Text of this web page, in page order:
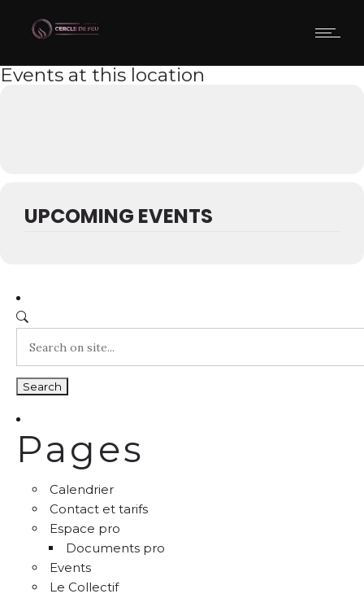
Events at this location
UPCOMING EVENTS
Pages
Calendrier
Contact et tarifs
Espace pro
Documents pro
Events
Le Collectif